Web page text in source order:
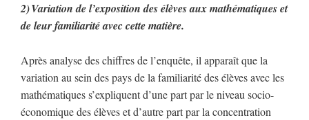
2)Variation de l’exposition des élèves aux mathématiques et
de leur familiarité avec cette matière.
Après analyse des chiffres de l’enquête, il apparaît que la
variation au sein des pays de la familiarité des élèves avec les
mathématiques s’expliquent d’une part par le niveau socio-
économique des élèves et d’autre part par la concentration